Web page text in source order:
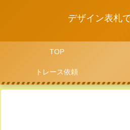
デザイン表札
TOP
トレース依頼